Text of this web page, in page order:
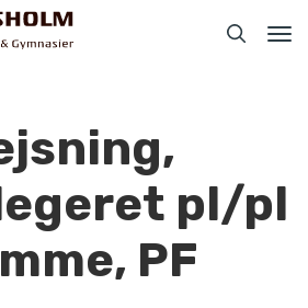
pl/pl
PF